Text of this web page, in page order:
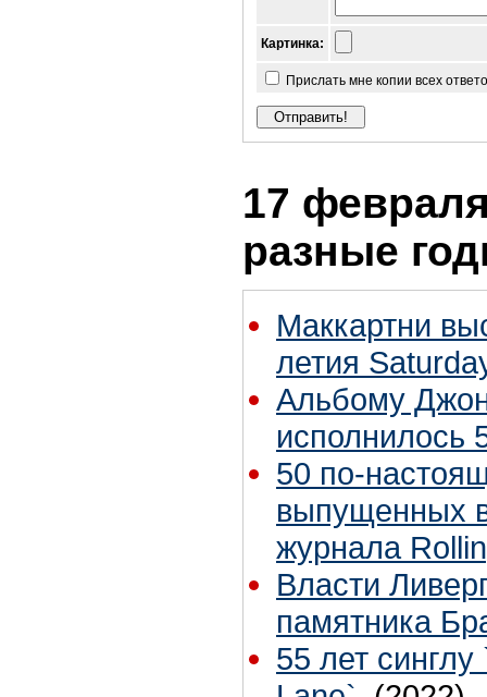
Картинка:
Прислать мне копии всех
17
разные
Маккартни
летия
Альбому
исполнилось
50 по-
выпущенных
журнала
Власти
памятника
55 лет